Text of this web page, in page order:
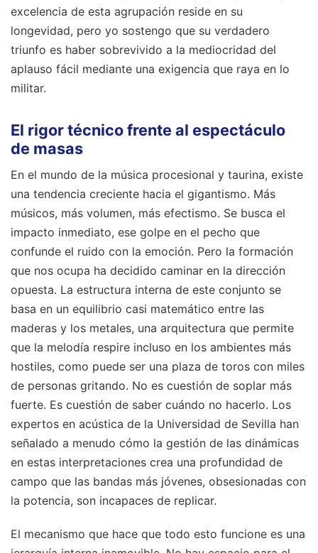
excelencia de esta agrupación reside en su
longevidad, pero yo sostengo que su verdadero
triunfo es haber sobrevivido a la mediocridad del
aplauso fácil mediante una exigencia que raya en lo
militar.
El rigor técnico frente al espectáculo
de masas
En el mundo de la música procesional y taurina, existe
una tendencia creciente hacia el gigantismo. Más
músicos, más volumen, más efectismo. Se busca el
impacto inmediato, ese golpe en el pecho que
confunde el ruido con la emoción. Pero la formación
que nos ocupa ha decidido caminar en la dirección
opuesta. La estructura interna de este conjunto se
basa en un equilibrio casi matemático entre las
maderas y los metales, una arquitectura que permite
que la melodía respire incluso en los ambientes más
hostiles, como puede ser una plaza de toros con miles
de personas gritando. No es cuestión de soplar más
fuerte. Es cuestión de saber cuándo no hacerlo. Los
expertos en acústica de la Universidad de Sevilla han
señalado a menudo cómo la gestión de las dinámicas
en estas interpretaciones crea una profundidad de
campo que las bandas más jóvenes, obsesionadas con
la potencia, son incapaces de replicar.
El mecanismo que hace que todo esto funcione es una